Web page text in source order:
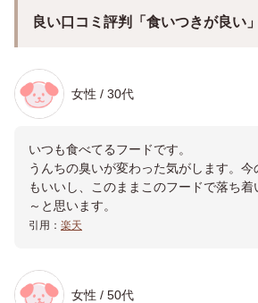
良い口コミ評判「食いつきが良い
女性 / 30代
いつも食べてるフードです。
うんちの臭いが変わった気がします。今
もいいし、このままこのフードで落ち
～と思います。
引用： 楽天
女性 / 50代